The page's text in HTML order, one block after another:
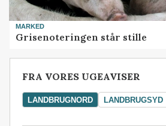
MARKED
Grisenoteringen står stille
FRA VORES UGEAVISER
LANDBRUGNORD LANDBRUGSYD